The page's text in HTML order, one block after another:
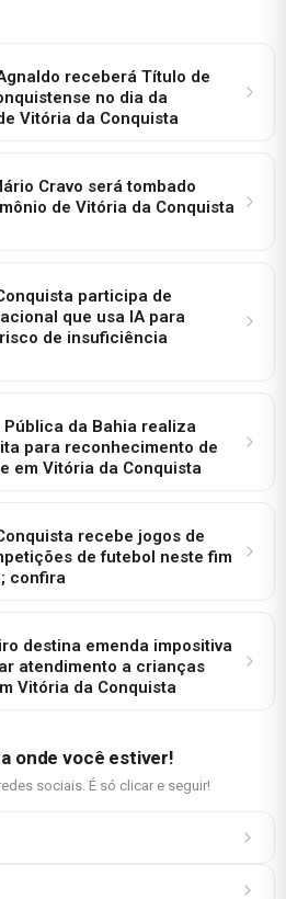
receberá Título de
no dia da
Vitória da Conquista
Cravo será tombado
de Vitória da Conquista
participa de
que usa IA para
de insuficiência
Pública da Bahia realiza
para reconhecimento de
em Vitória da Conquista
recebe jogos de
de futebol neste fim
confira
destina emenda impositiva
atendimento a crianças
Vitória da Conquista
onde você estiver!
sociais. É só clicar e seguir!